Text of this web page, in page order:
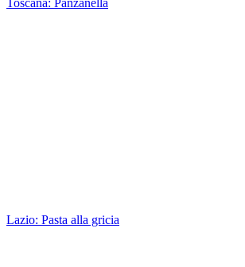
Lazio: Pasta alla gricia